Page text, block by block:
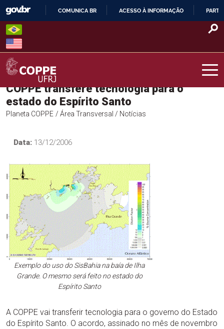
Skip
content
O
COMUNICA BR ACESSO À INFORMAÇÃO
COPPE – UFRJ
COPPE transfere tecnologia para o
estado do Espírito Santo
Planeta COPPE / Área Transversal / Notícias
Data: 13/12/2006
Exemplo do uso do SisBahia na baía de Ilha
Grande. O mesmo será feito no estado do
Espírito Santo
A COPPE vai transferir tecnologia para o governo do Estado
do Espírito Santo. O acordo, assinado no mês de novembro